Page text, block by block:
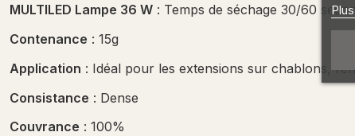
MULTILED Lampe 36 W : Temps de séchage 30/60
Contenance : 15g
Application : Idéal pour les extensions sur chablons,
Consistance : Dense
Couvrance : 100%